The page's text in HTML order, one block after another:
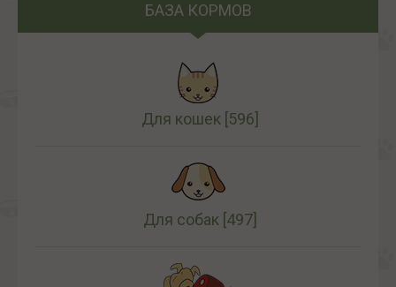
БАЗА КОРМОВ
Для кошек [596]
Для собак [497]